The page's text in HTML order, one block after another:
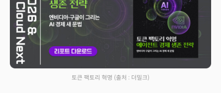
토큰 팩토리 혁명 (출처 : 더밀크)